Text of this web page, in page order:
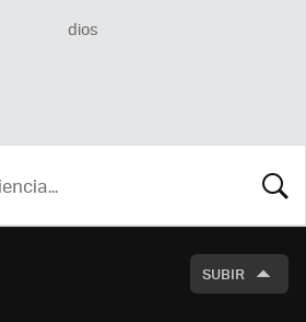
dios
SUBIR